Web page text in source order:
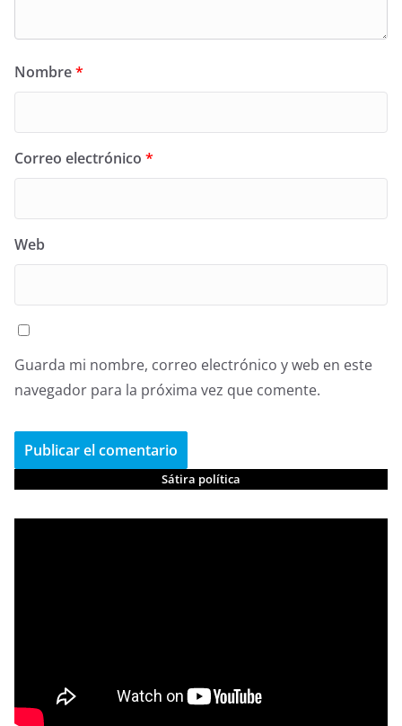
Nombre*
Correo electrónico *
Web
Guarda mi nombre, correo electrónico y web en este
navegador para la próxima vez que comente.
Sátira política